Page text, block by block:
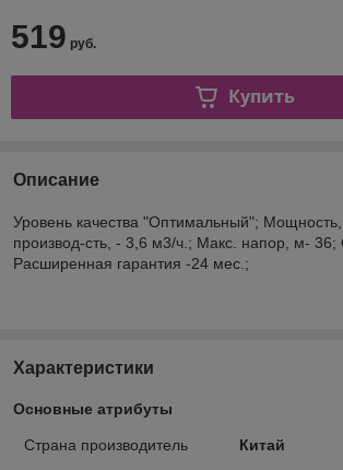
519 руб.
Купить
Описание
Уровень качества "Оптимальный";
производ-сть, - 3,6 м3/ч.; Макс. напор, м-
Расширенная гарантия -24 мес.;
Характеристики
Основные атрибуты
Страна производитель Китай